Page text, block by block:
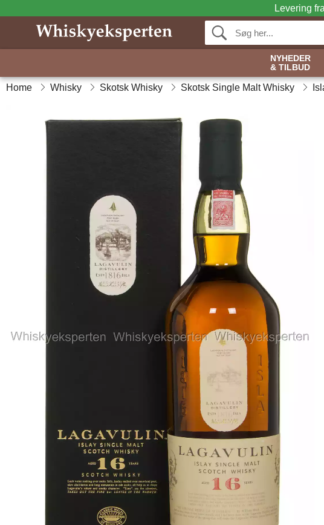
Levering
NYHEDER
& TILBUD
Home Whisky Skotsk Whisky Skotsk Single Malt Whisky